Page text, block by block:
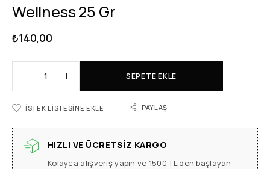
Wellness 25 Gr
₺140,00
SEPETE EKLE
İSTEK LISTESINE EKLE PAYLAŞ
HIZLI VE ÜCRETSIZ KARGO
Kolayca alışveriş yapın ve 1500 TL den başlayan